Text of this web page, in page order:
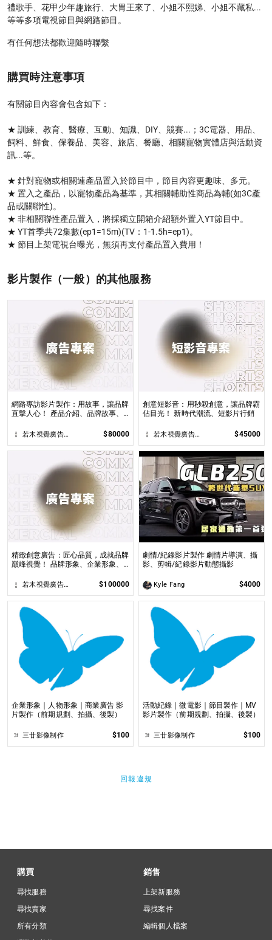
禮歌手、花甲少年趣旅行、大胃王來了、小姐不熙娣、小姐不藏私...
等等多項電視節目與網路節目。
有任何想法都歡迎隨時聯繫
購買時注意事項
有關節目內容會包含如下：
★ 訓練、教育、醫療、互動、知識、DIY、競賽...；3C電器、用品、
飼料、鮮食、保養品、美容、旅店、餐廳、相關寵物實體店與活動資
訊...等。
★ 針對寵物或相關連產品置入於節目中，節目內容更趣味、多元。
★ 置入之產品，以寵物產品為基準，其相關輔助性商品為輔(如3C產
品或關聯性)。
★ 非相關聯性產品置入，將採獨立開箱介紹額外置入YT節目中。
★ YT首季共72集數(ep1=15m)(TV：1-1.5h=ep1)。
★ 節目上架電視台曝光，無須再支付產品置入費用！
影片製作（一般）的其他服務
網路專訪影片製作：用故事，讓品牌
直擊人心！ 產品介紹、品牌故事、
若木視覺廣告行銷 $80000
創意短影音：用秒殺創意，讓品牌霸
佔目光！ 新時代潮流、短影片行銷
若木視覺廣告行銷 $45000
精緻創意廣告：匠心品質，成就品牌
巔峰視覺！ 品牌形象、企業形象、
若木視覺廣告行銷 $100000
劇情/紀錄影片製作 劇情片導演、攝
影、剪輯/紀錄影片動態攝影
Kyle Fang $4000
企業形象｜人物形象｜商業廣告 影
片製作（前期規劃、拍攝、後製）
三廿影像制作 $100
活動紀錄｜微電影｜節目製作｜MV
影片製作（前期規劃、拍攝、後製）
三廿影像制作 $100
回報違規
購買
尋找服務
尋找賣家
所有分類
銷售
上架新服務
尋找案件
編輯個人檔案